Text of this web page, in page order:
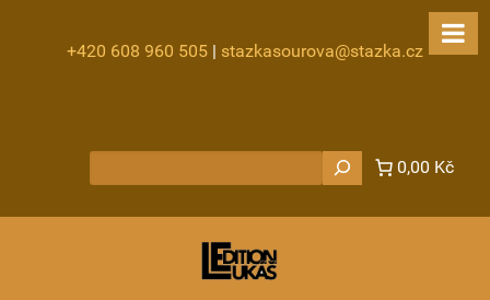
+420 608 960 505 | stazkasourova@stazka.cz
0,00 Kč